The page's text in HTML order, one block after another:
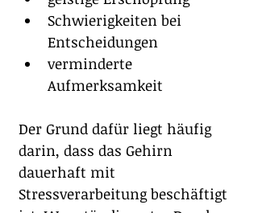
Schwierigkeiten bei
Entscheidungen
verminderte
Aufmerksamkeit
Der Grund dafür liegt häufig
darin, dass das Gehirn
dauerhaft mit
Stressverarbeitung beschäftigt